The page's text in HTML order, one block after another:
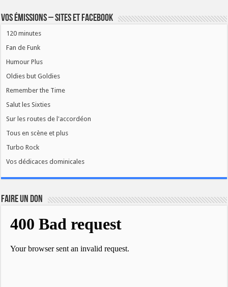
Vos émissions – Sites et Facebook
120 minutes
Fan de Funk
Humour Plus
Oldies but Goldies
Remember the Time
Salut les Sixties
Sur les routes de l'accordéon
Tous en scène et plus
Turbo Rock
Vos dédicaces dominicales
FAIRE UN DON